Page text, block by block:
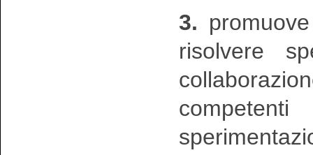
3.
risolvere